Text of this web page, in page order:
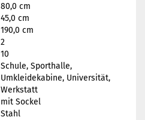
80,0 cm
45,0 cm
190,0 cm
2
10
Schule, Sporthalle,
Umkleidekabine, Universität,
Werkstatt
mit Sockel
Stahl